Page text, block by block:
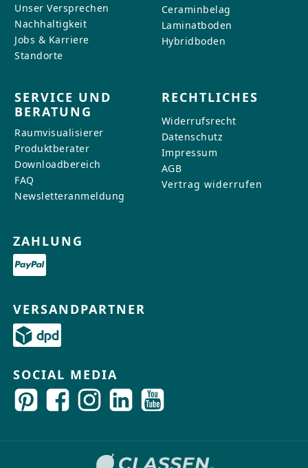
Unser Versprechen
Nachhaltigkeit
Jobs & Karriere
Standorte
Ceraminbelag
Laminatboden
Hybridboden
SERVICE UND
BERATUNG
Raumvisualisierer
Produktberater
Downloadbereich
FAQ
Newsletteranmeldung
RECHTLICHES
Widerrufsrecht
Datenschutz
Impressum
AGB
Vertrag widerrufen
ZAHLUNG
VERSANDPARTNER
SOCIAL MEDIA